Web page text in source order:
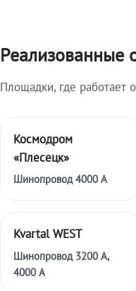
Реализованные
Площадки, где работает
Космодром
«Плесецк»
Шинопровод 4000 А
Kvartal WEST
Шинопровод 3200 А,
4000 А